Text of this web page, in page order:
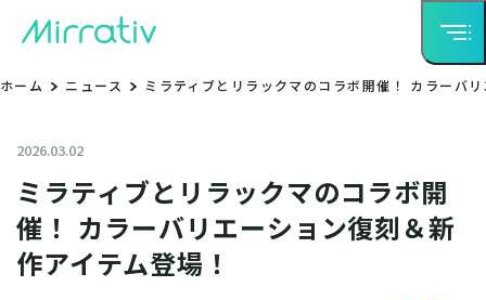
ホーム ニュース ミラティブとリラックマのコラボ開催！ カラーバ
2026.03.02
ミラティブとリラックマのコラボ開
催！ カラーバリエーション復刻＆新
作アイテム登場！